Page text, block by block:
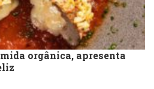
orgânica, apresenta